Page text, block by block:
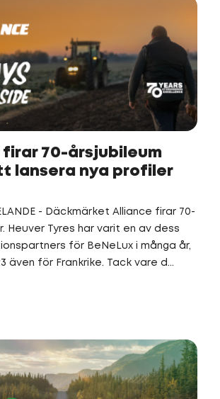
firar 70-årsjubileum
lansera nya profiler
- Däckmärket Alliance firar 70-
Heuver Tyres har varit en av dess
för BeNeLux i många år,
även för Frankrike. Tack vare d...